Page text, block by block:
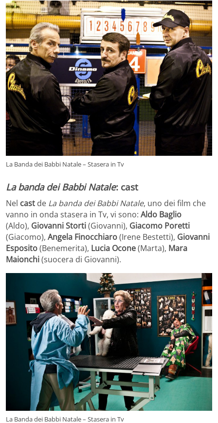
La Banda dei Babbi Natale – Stasera in Tv
La banda dei Babbi Natale: cast
Nel cast de La banda dei Babbi Natale, uno dei film che
vanno in onda stasera in Tv, vi sono: Aldo Baglio
(Aldo), Giovanni Storti(Giovanni), Giacomo Poretti
(Giacomo), Angela Finocchiaro(Irene Bestetti), Giovanni
Esposito(Benemerita), Lucia Ocone(Marta), Mara
Maionchi(suocera di Giovanni).
La Banda dei Babbi Natale – Stasera in Tv